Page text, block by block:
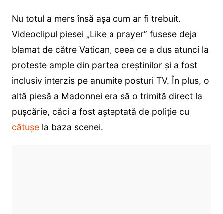
Nu totul a mers însă așa cum ar fi trebuit.
Videoclipul piesei „Like a prayer” fusese deja
blamat de către Vatican, ceea ce a dus atunci la
proteste ample din partea creștinilor și a fost
inclusiv interzis pe anumite posturi TV. În plus, o
altă piesă a Madonnei era să o trimită direct la
pușcărie, căci a fost așteptată de poliție cu
cătușela baza scenei.